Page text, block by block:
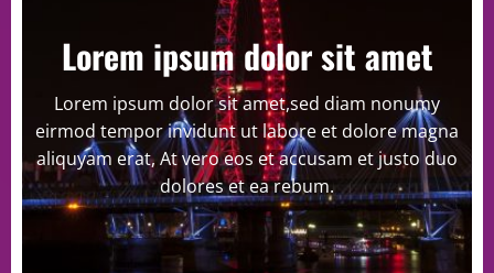
Lorem ipsum dolor sit amet
Lorem ipsum dolor sit amet,sed diam nonumy
eirmod tempor invidunt ut labore et dolore magna
aliquyam erat, At vero eos et accusam et justo duo
dolores et ea rebum.